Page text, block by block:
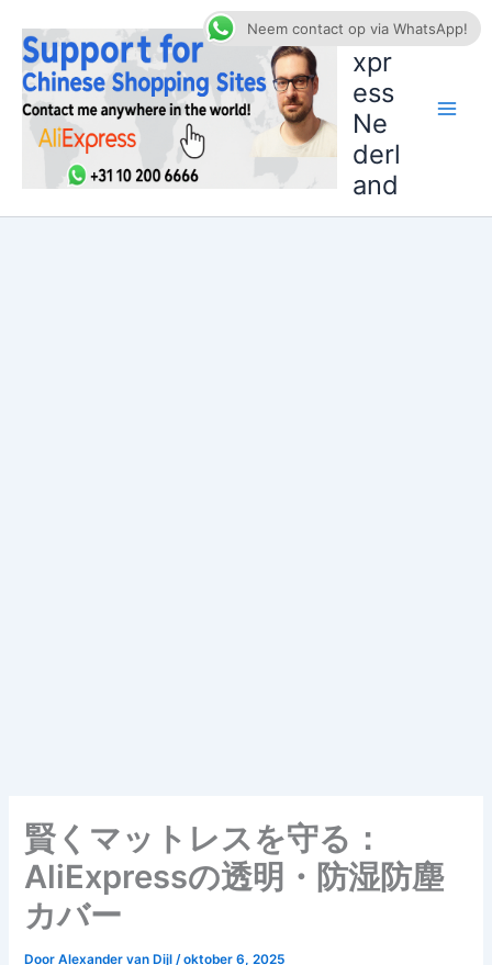
naar
inhoud
AliE
xpr
ess
Ne
derl
and
賢くマットレスを守る：
AliExpressの透明・防湿防塵
カバー
DoorAlexander van Dijl/oktober 6, 2025
Neem contact op via WhatsApp!